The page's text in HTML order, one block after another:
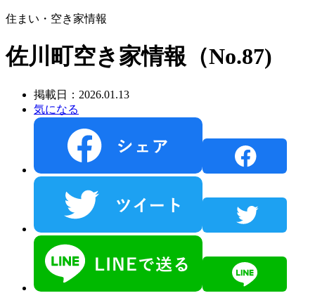
住まい・空き家情報
佐川町空き家情報（No.87)
掲載日：2026.01.13
気になる